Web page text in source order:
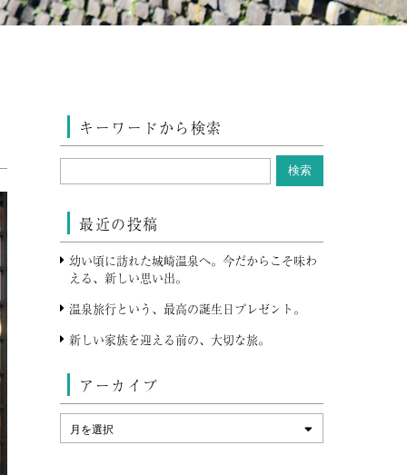
キーワードから検索
最近の投稿
幼い頃に訪れた城崎温泉へ。今だからこそ味わ
える、新しい思い出。
温泉旅行という、最高の誕生日プレゼント。
新しい家族を迎える前の、大切な旅。
アーカイブ